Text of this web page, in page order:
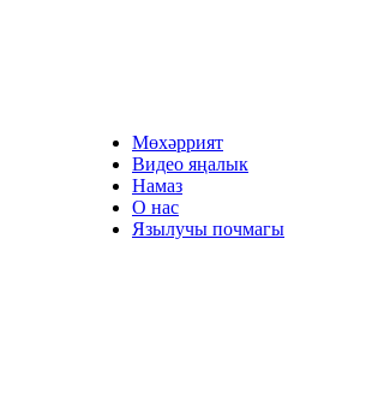
Мөхәррият
Видео яңалык
Намаз
О нас
Язылучы почмагы